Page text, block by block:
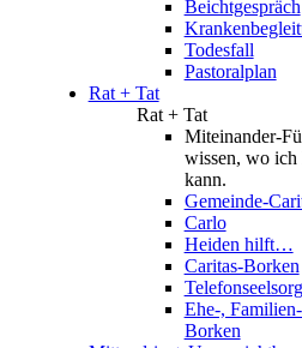
Beichtgespräch
Todesfall
Pastoralplan
Rat + Tat
Rat + Tat
Miteinander-
wissen, wo ich
kann.
Gemeinde-
Carlo
Heiden hilft…
Caritas-Borken
Ehe-,
Borken